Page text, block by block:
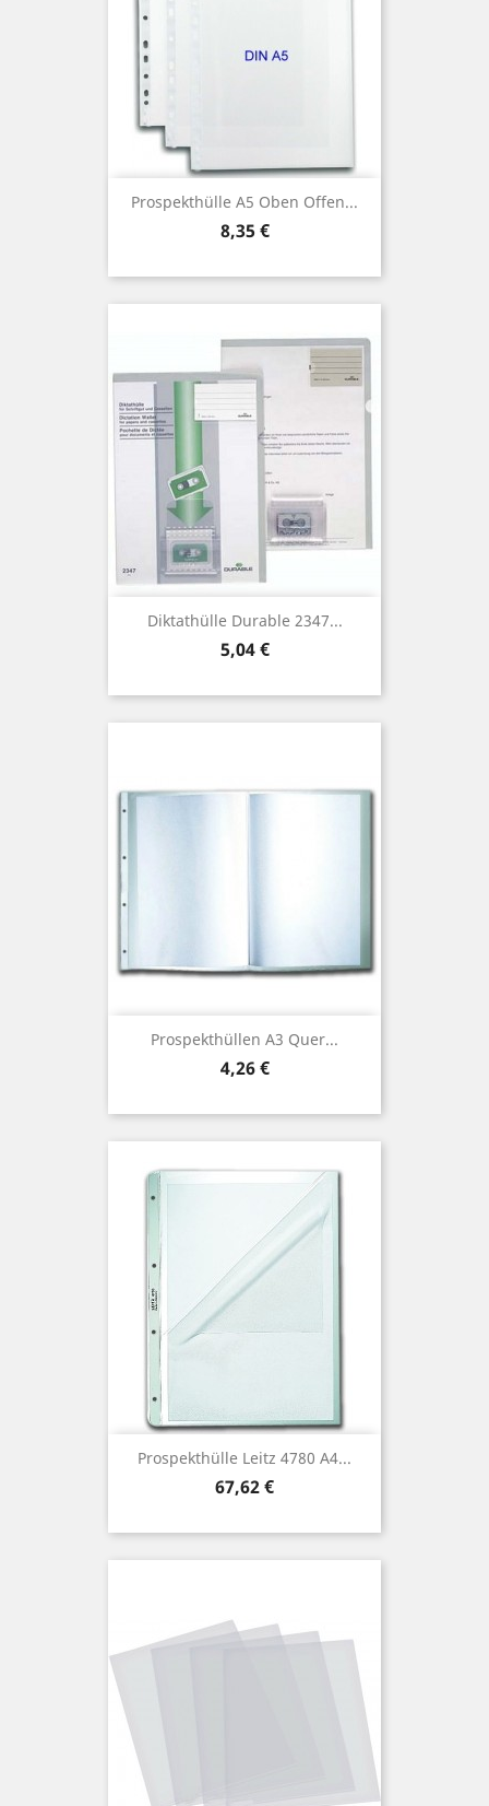
Prospekthülle A5 Oben Offen...
Preis
8,35 €
Diktathülle Durable 2347...
Preis
5,04 €
Prospekthüllen A3 Quer...
Preis
4,26 €
Prospekthülle Leitz 4780 A4...
Preis
67,62 €